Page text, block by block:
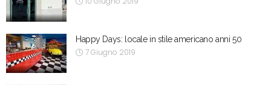
Happy Days: locale in stile americano anni 50
7 Giugno 2019